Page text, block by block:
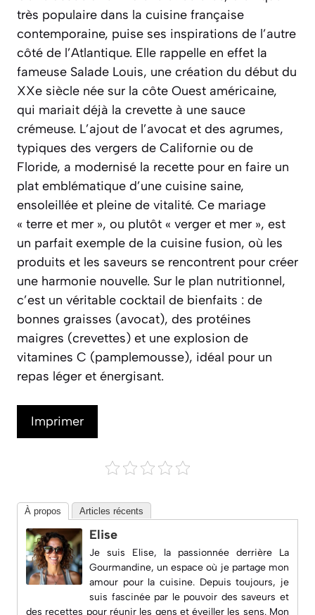
très populaire dans la cuisine française
contemporaine, puise ses inspirations de l’autre
côté de l’Atlantique. Elle rappelle en effet la
fameuse Salade Louis, une création du début du
XXe siècle née sur la côte Ouest américaine,
qui mariait déjà la crevette à une sauce
crémeuse. L’ajout de l’avocat et des agrumes,
typiques des vergers de Californie ou de
Floride, a modernisé la recette pour en faire un
plat emblématique d’une cuisine saine,
ensoleillée et pleine de vitalité. Ce mariage
« terre et mer », ou plutôt « verger et mer », est
un parfait exemple de la cuisine fusion, où les
produits et les saveurs se rencontrent pour créer
une harmonie nouvelle. Sur le plan nutritionnel,
c’est un véritable cocktail de bienfaits : de
bonnes graisses (avocat), des protéines
maigres (crevettes) et une explosion de
vitamines C (pamplemousse), idéal pour un
repas léger et énergisant.
Imprimer
À propos Articles récents
Elise
Je suis Elise, la passionnée derrière La
Gourmandine, un espace où je partage mon
amour pour la cuisine. Depuis toujours, je
suis fascinée par le pouvoir des saveurs et
des recettes pour réunir les gens et éveiller les sens. Mon